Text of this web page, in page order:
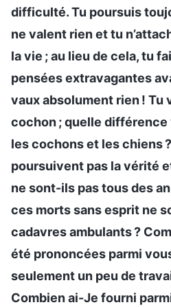
difficulté. Tu poursuis
ne valent rien et tu
la vie ; au lieu de cela, tu
pensées extravagantes
vaux absolument rien ! Tu
cochon ; quelle
les cochons et les chiens
poursuivent pas la vérité
ne sont-ils pas tous des
ces morts sans esprit ne
cadavres ambulants ?
été prononcées parmi
seulement un peu de
Combien ai-Je fourni